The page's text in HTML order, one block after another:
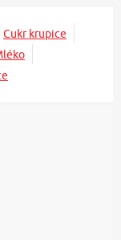
Cukr krupice